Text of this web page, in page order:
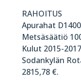
RAHOITUS
Apurahat
Metsäsäätiö
Kulut 2015-
Sodankylän
2815,78 €.